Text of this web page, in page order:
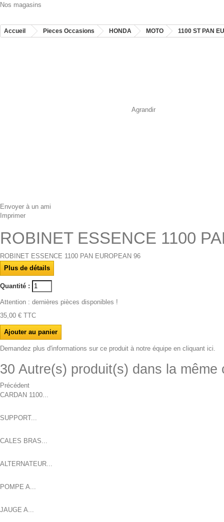
Nos magasins
Accueil Pieces Occasions HONDA MOTO 1100 ST PAN
Agrandir
Envoyer à un ami
Imprimer
ROBINET ESSENCE 1100
ROBINET ESSENCE 1100 PAN EUROPEAN 96
Plus de détails
Quantité :
Attention : dernières pièces disponibles !
35,00 € TTC
Demandez plus d'informations sur ce produit à notre équipe en cliquant ici.
30 Autre(s) produit(s) dans la même
Précédent
CARDAN 1100...
SUPPORT...
CALES BRAS...
ALTERNATEUR...
POMPE A...
JAUGE A...